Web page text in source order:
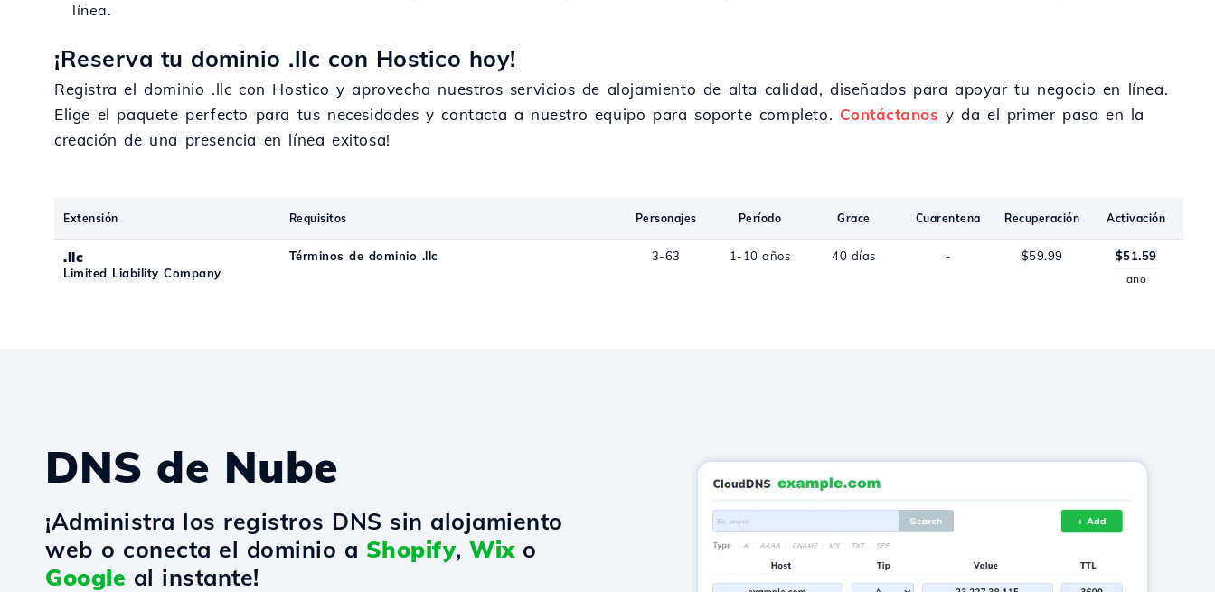
línea.
¡Reserva tu dominio .llc con Hostico hoy!
Registra el dominio .llc con Hostico y aprovecha nuestros servicios de alojamiento de alta calidad, diseñados para apoyar tu negocio en línea.
Elige el paquete perfecto para tus necesidades y contacta a nuestro equipo para soporte completo. Contáctanos y da el primer paso en la
creación de una presencia en línea exitosa!
Extensión Requisitos Personajes Período Grace Cuarentena Recuperación Activación
.llc
Limited Liability Company
Términos de dominio .llc 3-63 1-10 años 40 días - $59.99 $51.59
ano
DNS de Nube
¡Administra los registros DNS sin alojamiento
web o conecta el dominio a Shopify, Wixo
Google al instante!